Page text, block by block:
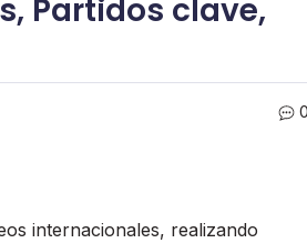
Partidos clave,
internacionales, realizando